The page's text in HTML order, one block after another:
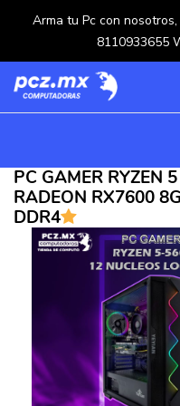
Arma tu Pc con
8110933655
Categorías
Carrito de compras
Crear una cuenta
Ingresar
PC GAMER RYZEN
RADEON RX7600
DDR4